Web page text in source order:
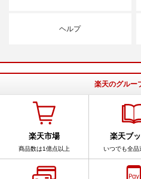
ヘルプ
楽天のグルー
楽天市場
商品数は1億点以上
楽天ブ
いつでも全品